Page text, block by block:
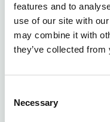
features and to
use of our site with
may combine it with
they’ve collected
Selection
Necessary
Standard